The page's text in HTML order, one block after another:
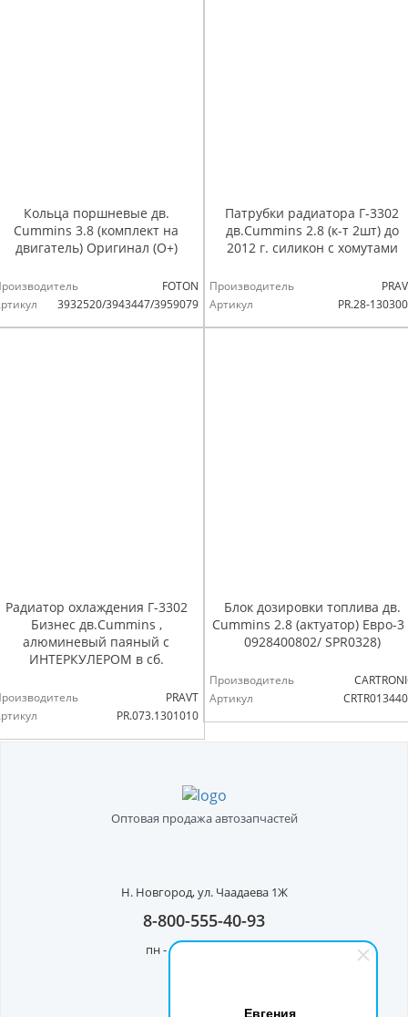
Евгения
Кольца поршневые дв.
Cummins 3.8 (комплект на
двигатель) Оригинал (О+)
FOTON
3932520/3943447/3959079
Патрубки радиатора Г-3302
дв.Cummins 2.8 (к-т 2шт) до
2012 г. силикон с хомутами
Производитель
Артикул
PR.28-
Радиатор охлаждения Г-3302
Бизнес дв.Cummins ,
алюминевый паяный с
ИНТЕРКУЛЕРОМ в сб.
PRAVT
PR.073.1301010
Блок дозировки топлива дв.
Cummins 2.8 (актуатор) Евро-3
0928400802/ SPR0328)
Производитель
Артикул
Оптовая продажа автозапчастей
Н. Новгород,ул. Чаадаева 1Ж
8-800-555-40-93
пн - пт с 8:00 до 17:00